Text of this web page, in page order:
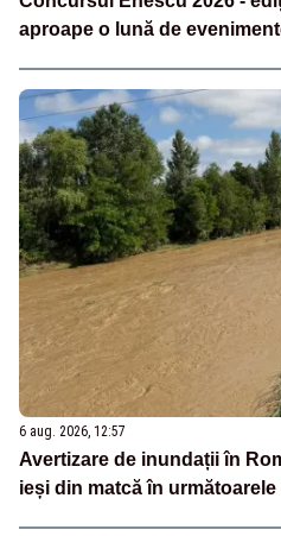
aproape o lună de
6 aug. 2026, 12:57
Avertizare de inundații în
ieși din matcă în următoarele